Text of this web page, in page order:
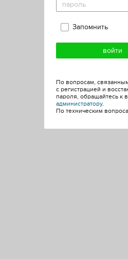
Запомнить
По вопросам,
с регистрацией и
пароля, обращайтесь к
администратору.
По техническим